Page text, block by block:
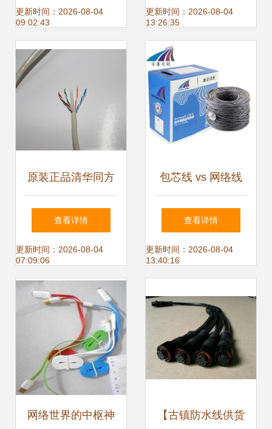
线
更新时间：2026-08-04
09:02:43
更新时间：2026-08-04
13:26:35
原装正品清华同方
六类非屏蔽网线 千
兆网络，达标测试
查看详情
更新时间：2026-08-04
07:09:06
包芯线 vs 网络线
模式对决如何重塑
通讯未来？
查看详情
更新时间：2026-08-04
13:40:16
网络世界的中枢神 【古镇防水线供货